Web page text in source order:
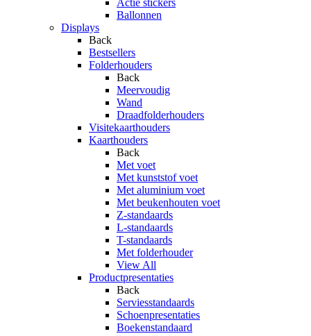
Actie stickers
Ballonnen
Displays
Back
Bestsellers
Folderhouders
Back
Meervoudig
Wand
Draadfolderhouders
Visitekaarthouders
Kaarthouders
Back
Met voet
Met kunststof voet
Met aluminium voet
Met beukenhouten voet
Z-standaards
L-standaards
T-standaards
Met folderhouder
View All
Productpresentaties
Back
Serviesstandaards
Schoenpresentaties
Boekenstandaard